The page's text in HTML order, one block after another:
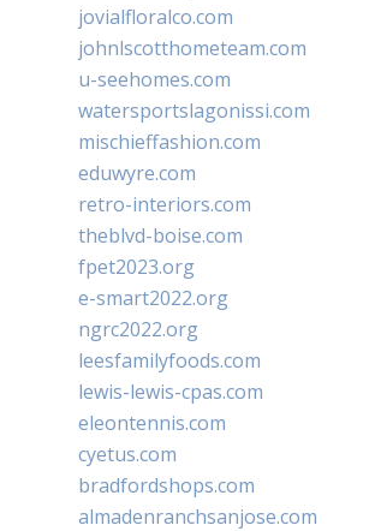
jovialfloralco.com
johnlscotthometeam.com
u-seehomes.com
watersportslagonissi.com
mischieffashion.com
eduwyre.com
retro-interiors.com
theblvd-boise.com
fpet2023.org
e-smart2022.org
ngrc2022.org
leesfamilyfoods.com
lewis-lewis-cpas.com
eleontennis.com
cyetus.com
bradfordshops.com
almadenranchsanjose.com